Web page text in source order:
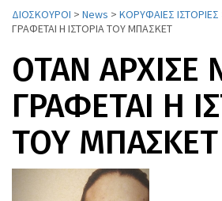
ΔΙΟΣΚΟΥΡΟΙ > News > ΚΟΡΥΦΑΙΕΣ ΙΣΤΟΡΙΕΣ
ΓΡΑΦΕΤΑΙ Η ΙΣΤΟΡΙΑ ΤΟΥ ΜΠΑΣΚΕΤ
ΟΤΑΝ ΑΡΧΙΣΕ
ΓΡΑΦΕΤΑΙ Η
ΤΟΥ ΜΠΑΣΚΕΤ